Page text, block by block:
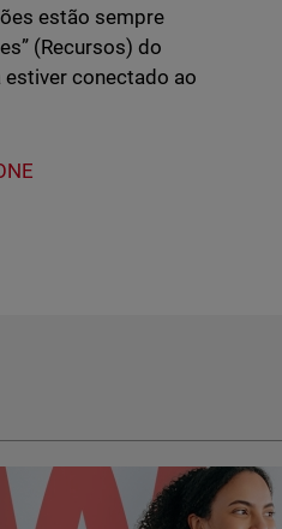
estão sempre
(Recursos) do
estiver conectado ao